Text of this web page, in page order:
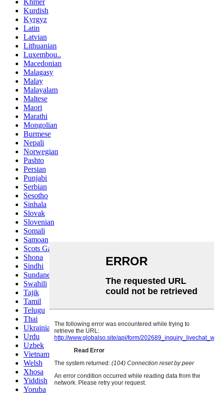
Kurdish
Kyrgyz
Latin
Latvian
Lithuanian
Luxembou..
Macedonian
Malagasy
Malay
Malayalam
Maltese
Maori
Marathi
Mongolian
Burmese
Nepali
Norwegian
Pashto
Persian
Punjabi
Serbian
Sesotho
Sinhala
Slovak
Slovenian
Somali
Samoan
Scots Gaelic
Shona
Sindhi
Sundanese
Swahili
Tajik
Tamil
Telugu
Thai
Ukrainian
Urdu
Uzbek
Vietnamese
Welsh
Xhosa
Yiddish
Yoruba